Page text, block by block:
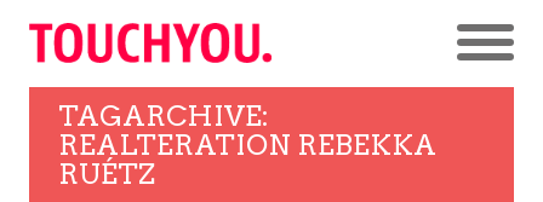
TAGARCHIVE:
REALTERATION REBEKKA
RUÉTZ